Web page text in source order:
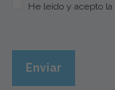
He leído y acepto la